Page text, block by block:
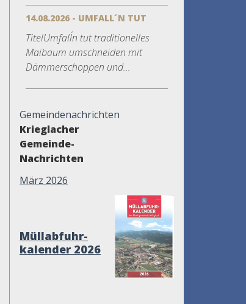
14.08.2026 - UMFALL´N TUT
TitelUmfall´n tut traditionelles
Maibaum umschneiden mit
Dämmerschoppen und...
Gemeindenachrichten
Krieglacher
Gemeinde-
Nachrichten
März 2026
Müllabfuhr-
kalender 2026